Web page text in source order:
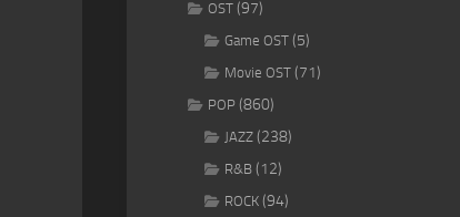
OST (97)
Game OST (5)
Movie OST (71)
POP (860)
JAZZ (238)
R&B (12)
ROCK (94)